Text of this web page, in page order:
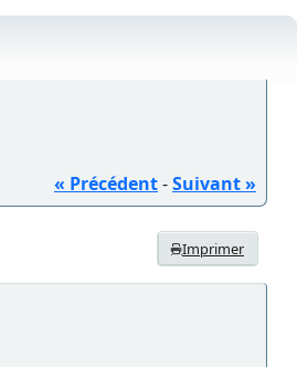
« Précédent-Suivant »
Imprimer